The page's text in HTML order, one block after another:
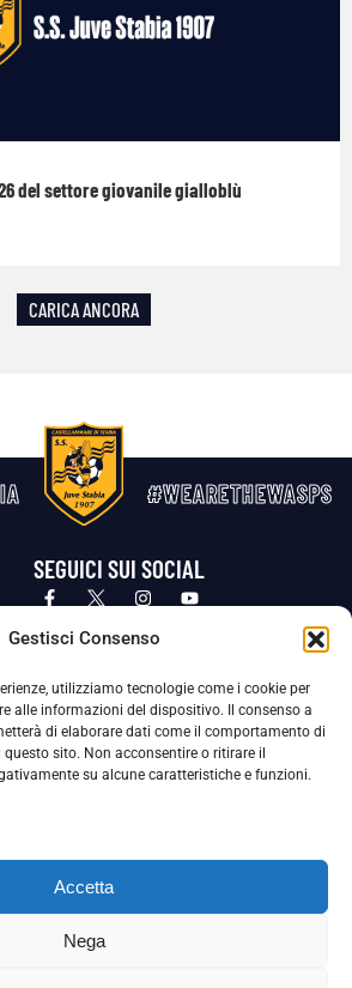
Gestisci Consenso
utilizziamo tecnologie come i cookie per
alle informazioni del dispositivo. Il consenso a
di elaborare dati come il comportamento di
sito. Non acconsentire o ritirare il
su alcune caratteristiche e funzioni.
Accetta
Nega
del settore giovanile gialloblù
CARICA ANCORA
#WEARETHEWASPS
SEGUICI SUI SOCIAL
Privacy Policy Cookie Policy
Protezione dei Dati Personali (DPO), figura specializzata che vigila sulle modalità
nostra Società per tutelare i Suoi dati personali.
Per contattare il DPO può scrivere a
adottato un proprio Codice Etico, consultabile al seguente link: